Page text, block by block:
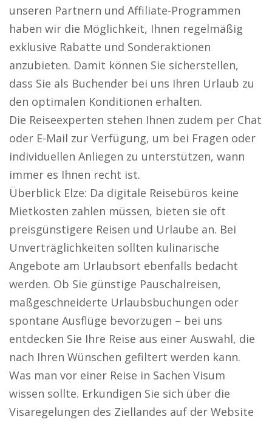
unseren Partnern und Affiliate-Programmen
haben wir die Möglichkeit, Ihnen regelmäßig
exklusive Rabatte und Sonderaktionen
anzubieten. Damit können Sie sicherstellen,
dass Sie als Buchender bei uns Ihren Urlaub zu
den optimalen Konditionen erhalten.
Die Reiseexperten stehen Ihnen zudem per Chat
oder E-Mail zur Verfügung, um bei Fragen oder
individuellen Anliegen zu unterstützen, wann
immer es Ihnen recht ist.
Überblick Elze: Da digitale Reisebüros keine
Mietkosten zahlen müssen, bieten sie oft
preisgünstigere Reisen und Urlaube an. Bei
Unverträglichkeiten sollten kulinarische
Angebote am Urlaubsort ebenfalls bedacht
werden. Ob Sie günstige Pauschalreisen,
maßgeschneiderte Urlaubsbuchungen oder
spontane Ausflüge bevorzugen – bei uns
entdecken Sie Ihre Reise aus einer Auswahl, die
nach Ihren Wünschen gefiltert werden kann.
Was man vor einer Reise in Sachen Visum
wissen sollte. Erkundigen Sie sich über die
Visaregelungen des Ziellandes auf der Website